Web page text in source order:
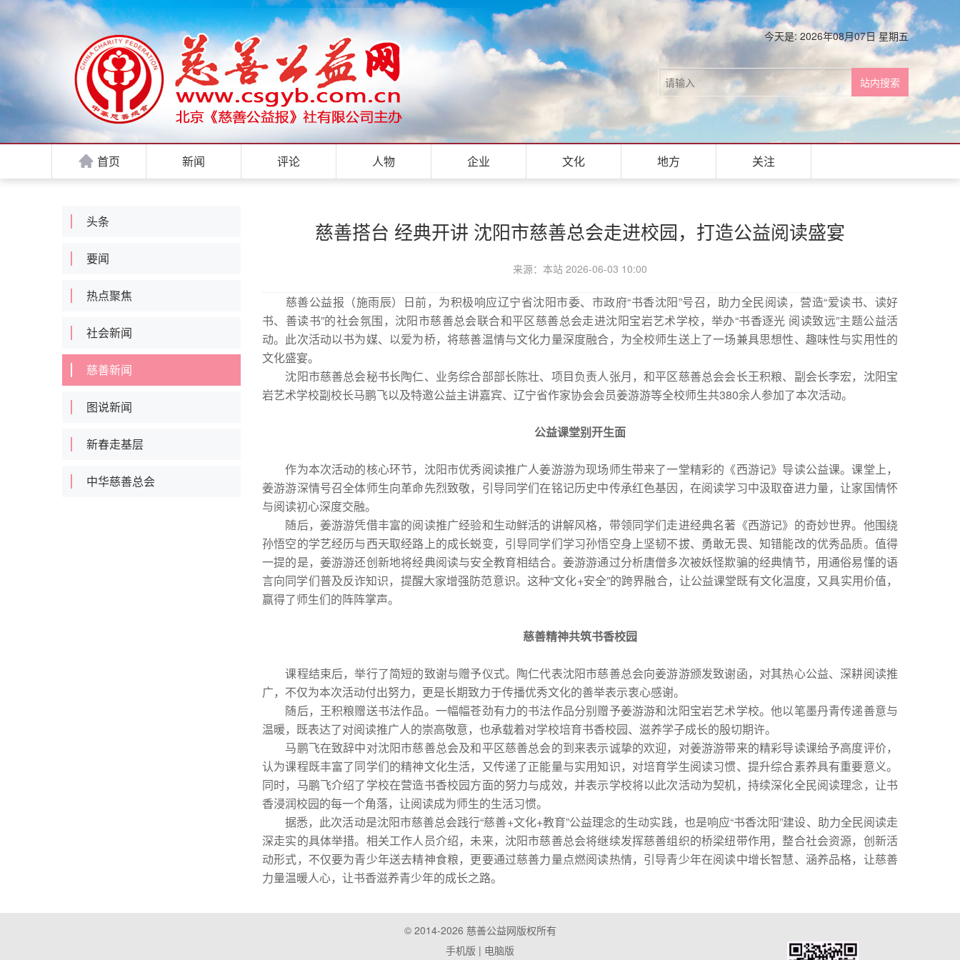
今天是: 2026年08月07日 星期五
首页 新闻 评论 人物 企业 文化 地方 关注
头条
要闻
热点聚焦
社会新闻
慈善新闻
图说新闻
新春走基层
中华慈善总会
慈善搭台 经典开讲 沈阳市慈善总会走进校园，打造公益阅读盛宴
来源：本站 2026-06-03 10:00
慈善公益报（施雨辰） 日前，为积极响应辽宁省沈阳市委、市政府“书香沈阳”号召，助力全民阅读，营造“爱读书、读好
书、善读书”的社会氛围，沈阳市慈善总会联合和平区慈善总会走进沈阳宝岩艺术学校，举办“书香逐光 阅读致远”主题公益活
动。此次活动以书为媒、以爱为桥，将慈善温情与文化力量深度融合，为全校师生送上了一场兼具思想性、趣味性与实用性的
文化盛宴。
沈阳市慈善总会秘书长陶仁、业务综合部部长陈壮、项目负责人张月，和平区慈善总会会长王积粮、副会长李宏，沈阳宝
岩艺术学校副校长马鹏飞以及特邀公益主讲嘉宾、辽宁省作家协会会员姜游游等全校师生共380余人参加了本次活动。
公益课堂别开生面
作为本次活动的核心环节，沈阳市优秀阅读推广人姜游游为现场师生带来了一堂精彩的《西游记》导读公益课。课堂上，
姜游游深情号召全体师生向革命先烈致敬，引导同学们在铭记历史中传承红色基因，在阅读学习中汲取奋进力量，让家国情怀
与阅读初心深度交融。
随后，姜游游凭借丰富的阅读推广经验和生动鲜活的讲解风格，带领同学们走进经典名著《西游记》的奇妙世界。他围绕
孙悟空的学艺经历与西天取经路上的成长蜕变，引导同学们学习孙悟空身上坚韧不拔、勇敢无畏、知错能改的优秀品质。值得
一提的是，姜游游还创新地将经典阅读与安全教育相结合。姜游游通过分析唐僧多次被妖怪欺骗的经典情节，用通俗易懂的语
言向同学们普及反诈知识，提醒大家增强防范意识。这种“文化+安全”的跨界融合，让公益课堂既有文化温度，又具实用价值，
赢得了师生们的阵阵掌声。
慈善精神共筑书香校园
课程结束后，举行了简短的致谢与赠予仪式。陶仁代表沈阳市慈善总会向姜游游颁发致谢函，对其热心公益、深耕阅读推
广，不仅为本次活动付出努力，更是长期致力于传播优秀文化的善举表示衷心感谢。
随后，王积粮赠送书法作品。一幅幅苍劲有力的书法作品分别赠予姜游游和沈阳宝岩艺术学校。他以笔墨丹青传递善意与
温暖，既表达了对阅读推广人的崇高敬意，也承载着对学校培育书香校园、滋养学子成长的殷切期许。
马鹏飞在致辞中对沈阳市慈善总会及和平区慈善总会的到来表示诚挚的欢迎，对姜游游带来的精彩导读课给予高度评价，
认为课程既丰富了同学们的精神文化生活，又传递了正能量与实用知识，对培育学生阅读习惯、提升综合素养具有重要意义。
同时，马鹏飞介绍了学校在营造书香校园方面的努力与成效，并表示学校将以此次活动为契机，持续深化全民阅读理念，让书
香浸润校园的每一个角落，让阅读成为师生的生活习惯。
据悉，此次活动是沈阳市慈善总会践行“慈善+文化+教育”公益理念的生动实践，也是响应“书香沈阳”建设、助力全民阅读走
深走实的具体举措。相关工作人员介绍，未来，沈阳市慈善总会将继续发挥慈善组织的桥梁纽带作用，整合社会资源，创新活
动形式，不仅要为青少年送去精神食粮，更要通过慈善力量点燃阅读热情，引导青少年在阅读中增长智慧、涵养品格，让慈善
力量温暖人心，让书香滋养青少年的成长之路。
© 2014-2026 慈善公益网版权所有
手机版 | 电脑版